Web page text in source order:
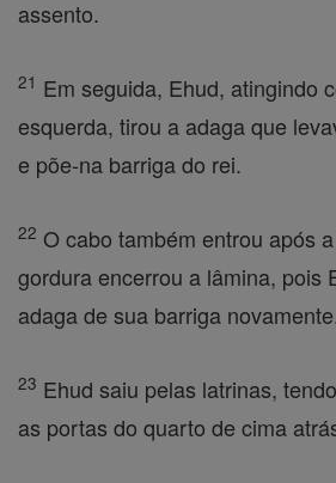
assento.
21 Em seguida, Ehud, atingindo
esquerda, tirou a adaga que
e põe-na barriga do rei.
22 O cabo também entrou após
gordura encerrou a lâmina, pois
adaga de sua barriga
23 Ehud saiu pelas latrinas,
as portas do quarto de cima